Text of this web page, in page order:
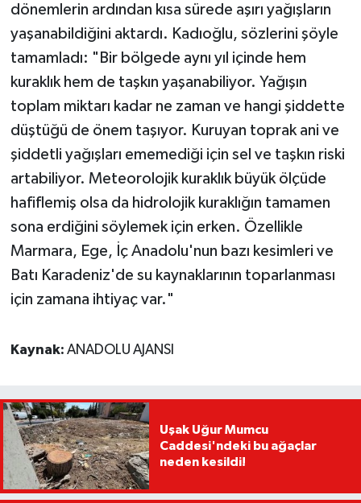
dönemlerin ardından kısa sürede aşırı yağışların
yaşanabildiğini aktardı. Kadıoğlu, sözlerini şöyle
tamamladı: "Bir bölgede aynı yıl içinde hem
kuraklık hem de taşkın yaşanabiliyor. Yağışın
toplam miktarı kadar ne zaman ve hangi şiddette
düştüğü de önem taşıyor. Kuruyan toprak ani ve
şiddetli yağışları ememediği için sel ve taşkın riski
artabiliyor. Meteorolojik kuraklık büyük ölçüde
hafiflemiş olsa da hidrolojik kuraklığın tamamen
sona erdiğini söylemek için erken. Özellikle
Marmara, Ege, İç Anadolu'nun bazı kesimleri ve
Batı Karadeniz'de su kaynaklarının toparlanması
için zamana ihtiyaç var."
Kaynak: ANADOLU AJANSI
Uşak Uğur Mumcu
Caddesi'ndeki bu ağaçlar
neden kesildi!